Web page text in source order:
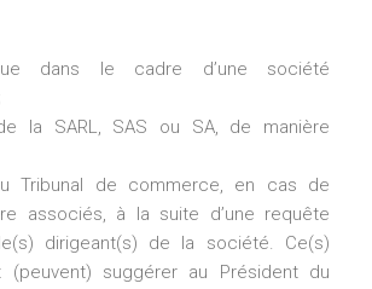
dans le cadre d’une société
la SARL, SAS ou SA, de manière
Tribunal de commerce, en cas de
associés, à la suite d’une requête
dirigeant(s) de la société. Ce(s)
(peuvent) suggérer au Président du